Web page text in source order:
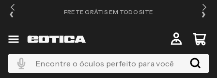
FRETE GRÁTIS EM TODO SITE
Encontre o óculos perfeito para você